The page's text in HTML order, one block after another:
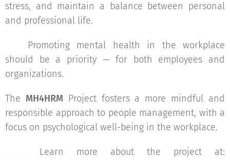
stress, and maintain a balance between personal
and professional life.
👉 Promoting mental health in the workplace
should be a priority — for both employees and
organizations.
The MH4HRM Project fosters a more mindful and
responsible approach to people management, with a
focus on psychological well-being in the workplace.
🔗 Learn more about the project at: